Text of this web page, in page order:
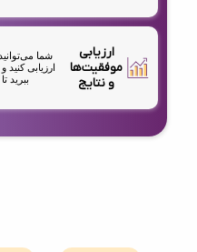
ارزیابی
موفقیت‌ها
و نتایج
شما
ارزیابی کنید
ببرید